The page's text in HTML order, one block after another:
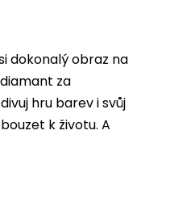
dokonalý obraz na
za
hru barev i svůj
k životu. A